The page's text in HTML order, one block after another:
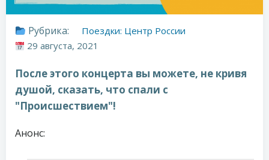
Рубрика:
Поездки: Центр России
29 августа, 2021
После этого концерта вы можете, не кривя
душой, сказать, что спали с
"Происшествием"!
Анонс: